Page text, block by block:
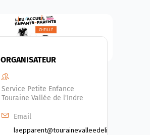
ORGANISATEUR
Service Petite Enfance
Touraine Vallée de l'Indre
Email
laepparent@tourainevalleedelindre.fr